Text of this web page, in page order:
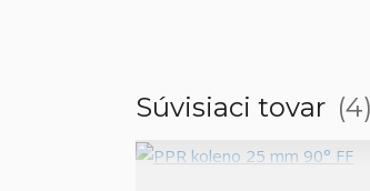
Súvisiaci tovar 4